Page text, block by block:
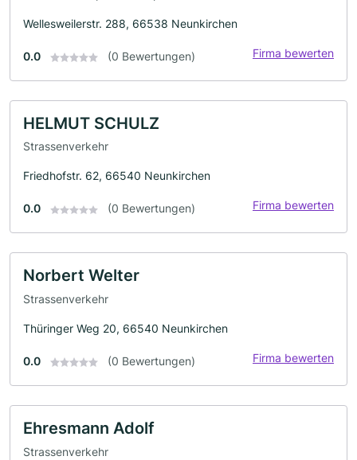
Wellesweilerstr. 288, 66538 Neunkirchen
0.0 (0 Bewertungen) Firma bewerten
HELMUT SCHULZ
Strassenverkehr
Friedhofstr. 62, 66540 Neunkirchen
0.0 (0 Bewertungen) Firma bewerten
Norbert Welter
Strassenverkehr
Thüringer Weg 20, 66540 Neunkirchen
0.0 (0 Bewertungen) Firma bewerten
Ehresmann Adolf
Strassenverkehr